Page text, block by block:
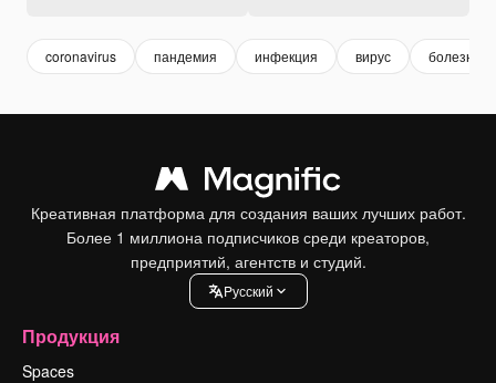
coronavirus пандемия инфекция вирус болезнь
Креативная платформа для создания ваших лучших работ.
Более 1 миллиона подписчиков среди креаторов,
предприятий, агентств и студий.
Pусский
Продукция
Spaces